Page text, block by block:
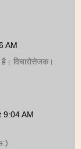
AM
विचारोत्तेजक।
9:04 AM